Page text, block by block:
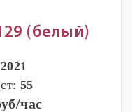
(белый)
2021
55
час